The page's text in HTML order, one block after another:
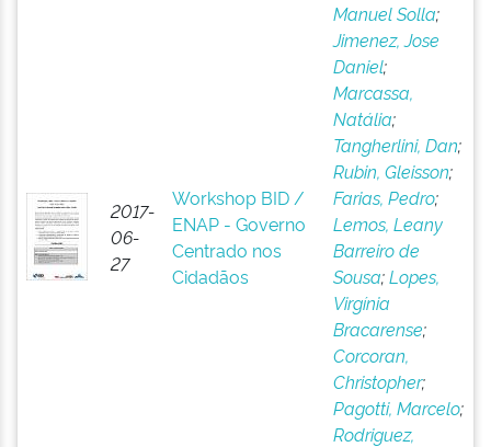
2017-
06-
27
Workshop BID /
ENAP - Governo
Centrado nos
Cidadãos
Manuel Solla;
Jimenez, Jose
Daniel;
Marcassa,
Natália;
Tangherlini, Dan;
Rubin, Gleisson;
Farias, Pedro;
Lemos, Leany
Barreiro de
Sousa;Lopes,
Virgínia
Bracarense;
Corcoran,
Christopher;
Pagotti, Marcelo;
Rodriguez,